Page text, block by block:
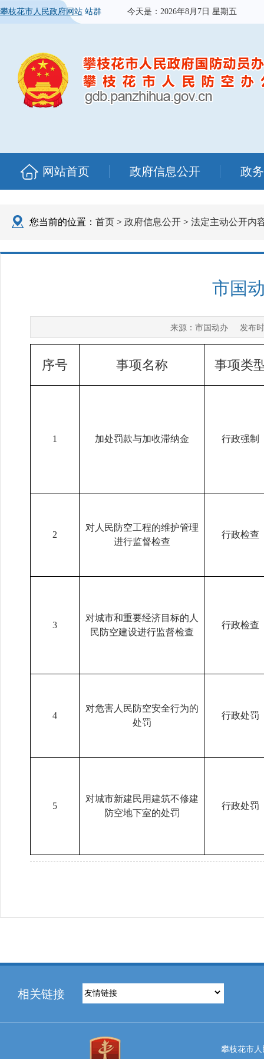
攀枝花市人民政府网站 站群 今天是： 2026年8月7日 星期五
网站首页 政府信息公开 政
您当前的位置： 首页 > 政府信息公开 > 法定主动公开内
市国
来源： 市国动办发布时
序号 事项名称 事项类
1 加处罚款与加收滞纳金 行政强制
2
对人民防空工程的维护管理
进行监督检查
行政检查
3
对城市和重要经济目标的人
民防空建设进行监督检查
行政检查
4
对危害人民防空安全行为的
处罚
行政处罚
5
对城市新建民用建筑不修建
防空地下室的处罚
行政处罚
相关链接
攀枝花市人